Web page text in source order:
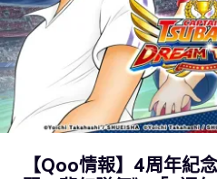
【Qoo情報】4周年紀